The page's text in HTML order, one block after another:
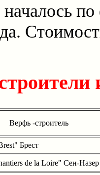
началось
Верфь -строитель
Брест
de la Loire" Сен-Назер